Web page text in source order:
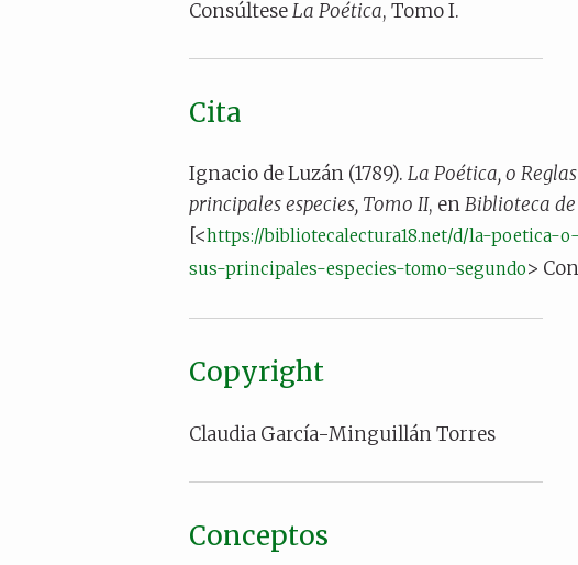
ConsúlteseLa Poética, Tomo I.
Cita
Ignacio de Luzán (1789). La Poética, o
principales especies, Tomo II, enBiblioteca
[<https://bibliotecalectura18.net/d/la-poetica-
sus-principales-especies-tomo-segundo>
Copyright
Claudia García-Minguillán Torres
Conceptos